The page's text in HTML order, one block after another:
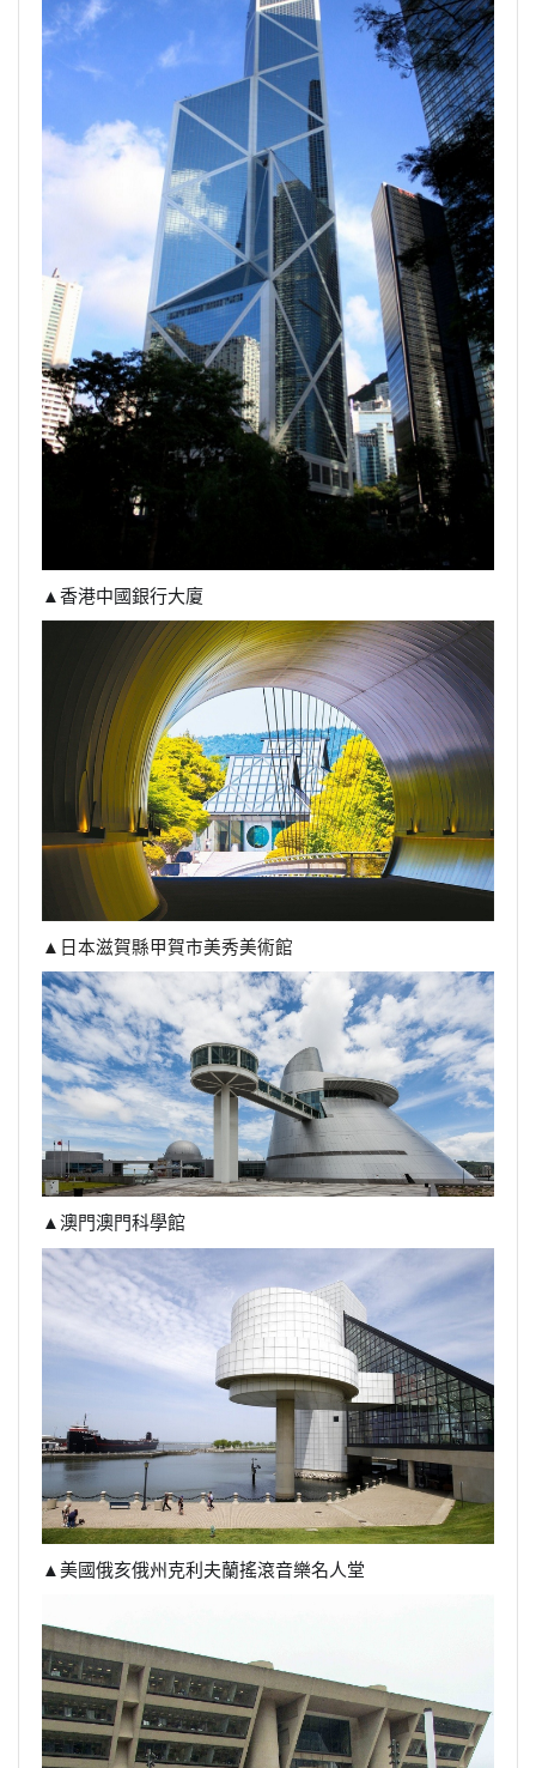
▲香港中國銀行大廈
▲日本滋賀縣甲賀市美秀美術館
▲澳門澳門科學館
▲美國俄亥俄州克利夫蘭搖滾音樂名人堂